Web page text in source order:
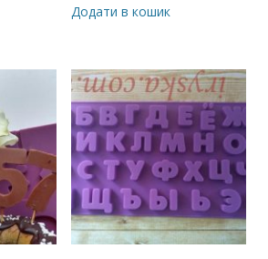
Додати в кошик